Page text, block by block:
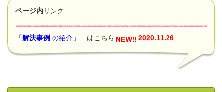
ページ内リンク
「解決事例 の紹介」 はこちら 2020.11.26